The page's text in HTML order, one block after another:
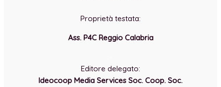
Proprietà testata:
Ass. P4C Reggio Calabria
Editore delegato:
Ideocoop Media Services Soc. Coop. Soc.